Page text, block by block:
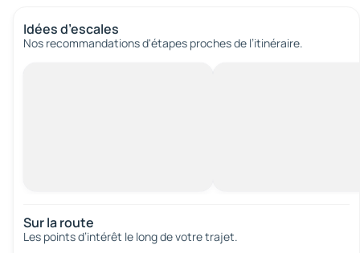
Idées d’escales
Nos recommandations d'étapes proches de l’itinéraire.
Sur la route
Les points d’intérêt le long de votre trajet.